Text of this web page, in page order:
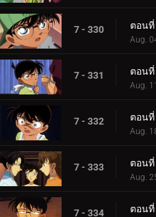
7 - 330
Aug.
7 - 331
Aug.
7 - 332
Aug.
7 - 333
Aug.
7 - 334